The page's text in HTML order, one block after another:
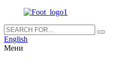
English
Мени